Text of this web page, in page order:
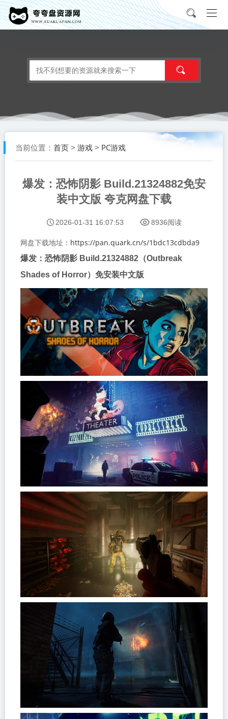
当前位置： 首页 > 游戏 > PC游戏
爆发：恐怖阴影 Build.21324882免安
装中文版 夸克网盘下载
2026-01-31 16:07:53 8936阅读
网盘下载地址： https://pan.quark.cn/s/1bdc13cdbda9
爆发：恐怖阴影 Build.21324882（Outbreak
Shades of Horror）免安装中文版